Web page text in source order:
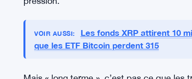
La robustesse du réseau pendant cet
des milliards de transactions liées aux
d’infrastructure fiable. Long terme, c’est